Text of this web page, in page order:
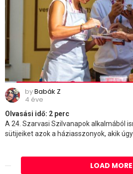
byBabák Z
4 éve
Olvasási idő: 2 perc
A 24. Szarvasi Szilvanapok alkalmából
sütijeiket azok a háziasszonyok, akik
LOAD MORE